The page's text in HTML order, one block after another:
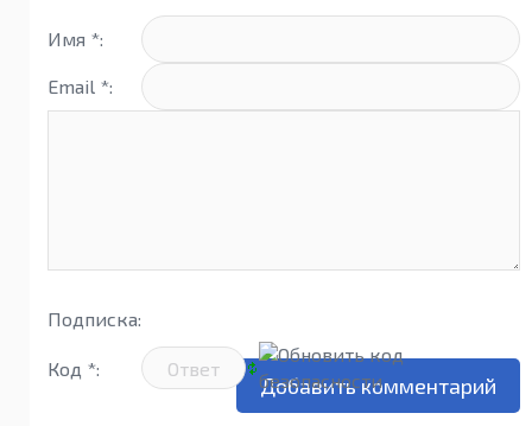
Имя *:
Email *:
Подписка:
Код *: